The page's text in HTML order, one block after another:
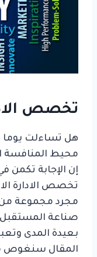
تخصص
هل تساءلت يوما
محيط المنافسة
إن الإجابة
تخصص الادارة
مجرد مجموعة
صناعة
بعيدة المدى
المقال سنغوص